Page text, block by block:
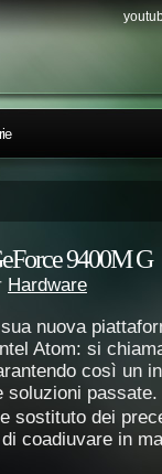
9400M G
Hardware
nuova
Atom: si
così un
sostituto dei
coadiuvare in